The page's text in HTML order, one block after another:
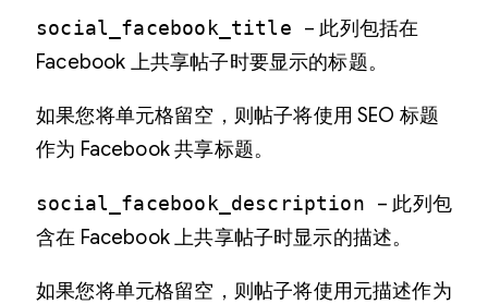
social_facebook_title – 此列包括在
Facebook 上共享帖子时要显示的标题。
如果您将单元格留空，则帖子将使用 SEO 标题
作为 Facebook 共享标题。
social_facebook_description – 此列包
含在 Facebook 上共享帖子时显示的描述。
如果您将单元格留空，则帖子将使用元描述作为